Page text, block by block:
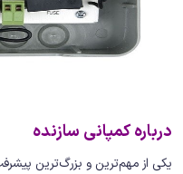
درباره کمپانی سازنده
یکی از مهم‌ترین و بزرگ‌ترین